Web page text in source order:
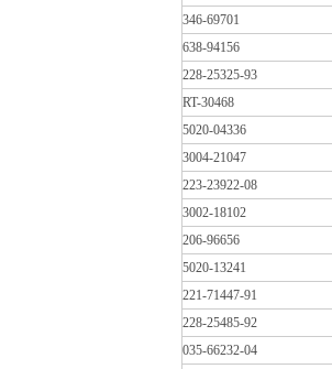
346-69701
638-94156
228-25325-93
RT-30468
5020-04336
3004-21047
223-23922-08
3002-18102
206-96656
5020-13241
221-71447-91
228-25485-92
035-66232-04